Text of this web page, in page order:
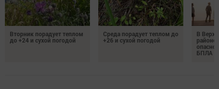
Вторник порадует теплом
до +24 и сухой погодой
Среда порадует теплом до
+26 и сухой погодой
В
районе
БПЛА